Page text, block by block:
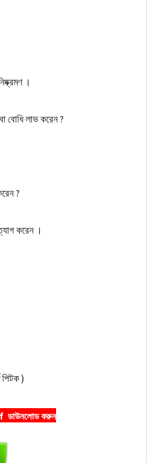
।
বােধি লাভ করেন ?
?
করেন ।
)
ডাউনলোড করুন